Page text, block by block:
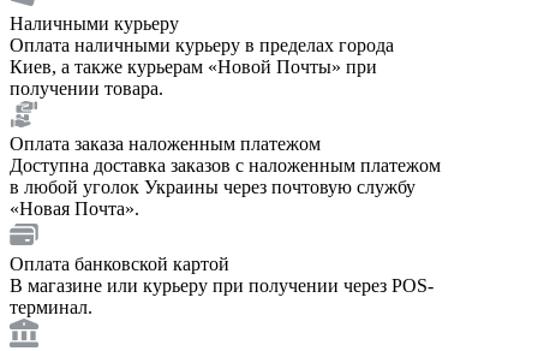
Наличными курьеру
Оплата наличными курьеру в пределах города
Киев, а также курьерам «Новой Почты» при
получении товара.
Оплата заказа наложенным платежом
Доступна доставка заказов с наложенным платежом
в любой уголок Украины через почтовую службу
«Новая Почта».
Оплата банковской картой
В магазине или курьеру при получении через POS-
терминал.